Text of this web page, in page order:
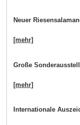
Neuer
[mehr]
Große
[mehr]
Internationale